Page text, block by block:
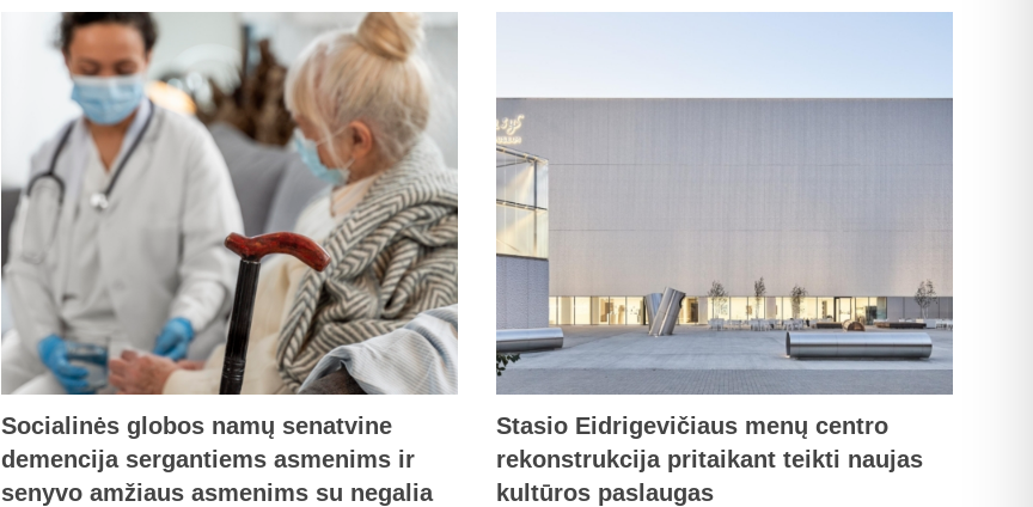
Socialinės globos namų senatvine
demencija sergantiems asmenims ir
senyvo amžiaus asmenims su negalia
Stasio Eidrigevičiaus menų centro
rekonstrukcija pritaikant teikti naujas
kultūros paslaugas